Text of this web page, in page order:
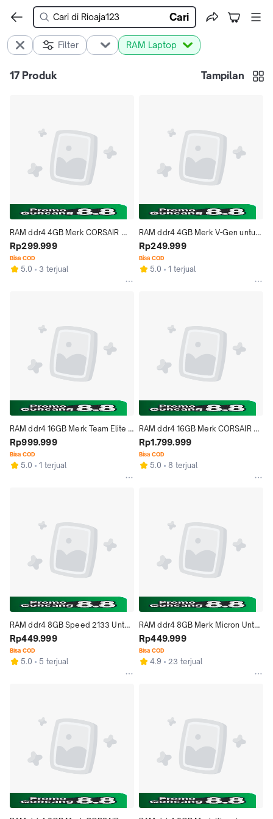
Cari
Filter RAM Laptop
17 Produk Tampilan
RAM ddr4 4GB Merk CORSAIR
untuk Laptop dan Notebook
Rp299.999
Bisa COD
5.0 3 terjual
RAM ddr4 16GB Merk Team Elite
Untuk Laptop dan Notebook
Rp999.999
Bisa COD
5.0 1 terjual
RAM ddr4 8GB Speed 2133 Untuk
Laptop dan Notebook
Rp449.999
Bisa COD
5.0 5 terjual
RAM ddr4 4GB Merk V-Gen untuk
Laptop and Notebook
Rp249.999
Bisa COD
5.0 1 terjual
RAM ddr4 16GB Merk CORSAIR
untuk Laptop dan Notebook
Rp1.799.999
Bisa COD
5.0 8 terjual
RAM ddr4 8GB Merk Micron Untuk
Laptop dan Notebook
Rp449.999
Bisa COD
4.9 23 terjual